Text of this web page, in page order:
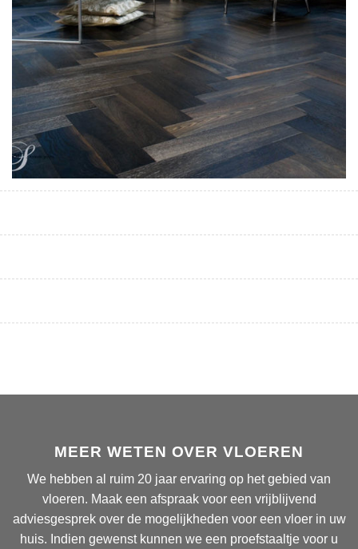
MEER WETEN OVER VLOEREN
We hebben al ruim 20 jaar ervaring op het gebied van
vloeren. Maak een afspraak voor een vrijblijvend
adviesgesprek over de mogelijkheden voor een vloer in uw
huis. Indien gewenst kunnen we een proefstaaltje voor u